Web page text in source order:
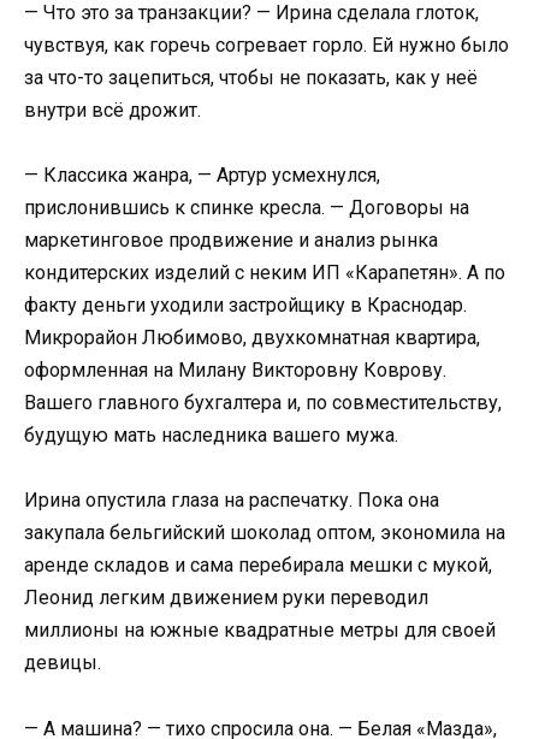
— Что это за транзакции? — Ирина сделала глоток,
чувствуя, как горечь согревает горло. Ей нужно было
за что-то зацепиться, чтобы не показать, как у неё
внутри всё дрожит.
— Классика жанра, — Артур усмехнулся,
прислонившись к спинке кресла. — Договоры на
маркетинговое продвижение и анализ рынка
кондитерских изделий с неким ИП «Карапетян». А по
факту деньги уходили застройщику в Краснодар.
Микрорайон Любимово, двухкомнатная квартира,
оформленная на Милану Викторовну Коврову.
Вашего главного бухгалтера и, по совместительству,
будущую мать наследника вашего мужа.
Ирина опустила глаза на распечатку. Пока она
закупала бельгийский шоколад оптом, экономила на
аренде складов и сама перебирала мешки с мукой,
Леонид легким движением руки переводил
миллионы на южные квадратные метры для своей
девицы.
— А машина? — тихо спросила она. — Белая «Мазда»,